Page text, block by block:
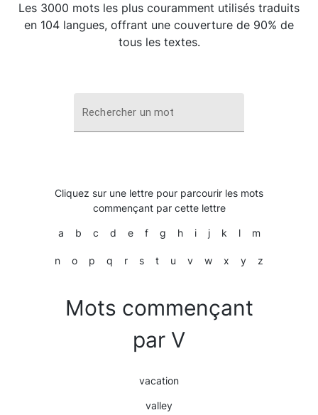
Les 3000 mots les plus couramment utilisés traduits
en 104 langues, offrant une couverture de 90% de
tous les textes.
Rechercher un mot
Cliquez sur une lettre pour parcourir les mots
commençant par cette lettre
a b c d e f g h i j k l m
n o p q r s t u v w x y z
Mots commençant
par V
vacation
valley